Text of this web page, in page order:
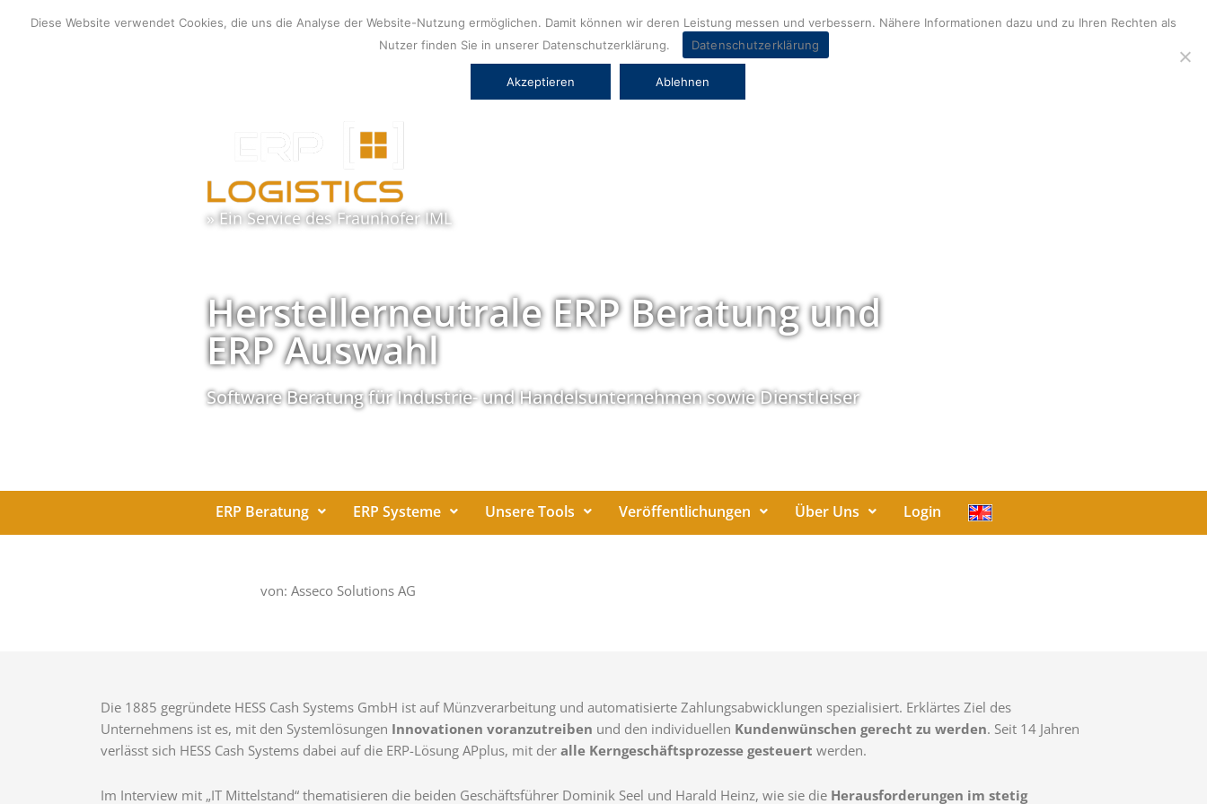
Inhalt
» Ein Service desFraunhofer IML
Herstellerneutrale ERP Beratung und
ERP Auswahl
Software Beratung für Industrie- und Handelsunternehmen sowie Dienstleiser
ERP Beratung ERP Systeme Unsere Tools Veröffentlichungen Über Uns Login
von: Asseco Solutions AG
Die 1885 gegründete HESS Cash Systems GmbH ist auf Münzverarbeitung und automatisierte Zahlungsabwicklungen spezialisiert. Erklärtes Ziel des
Unternehmens ist es, mit den Systemlösungen Innovationen voranzutreiben und den individuellen Kundenwünschen gerecht zu werden. Seit 14 Jahren
verlässt sich HESS Cash Systems dabei auf die ERP-Lösung APplus, mit der alle Kerngeschäftsprozesse gesteuert werden.
Im Interview mit „IT Mittelstand“ thematisieren die beiden Geschäftsführer Dominik Seel und Harald Heinz, wie sie die Herausforderungen im stetig
Diese Website verwendet Cookies, die uns die Analyse der Website-Nutzung ermöglichen. Damit können wir deren Leistung messen und verbessern. Nähere Informationen dazu und zu Ihren Rechten als
Nutzer finden Sie in unserer Datenschutzerklärung.
Datenschutzerklärung
Akzeptieren Ablehnen